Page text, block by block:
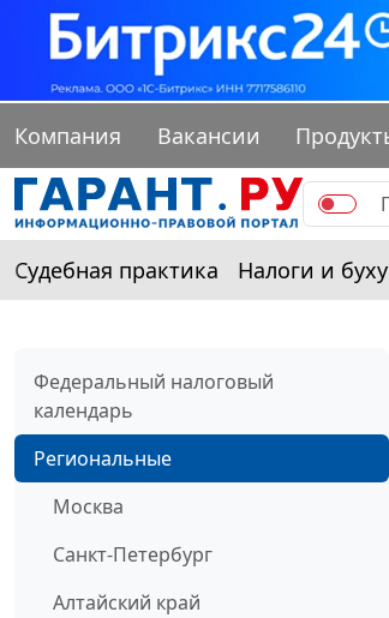
Компания Вакансии
Судебная практика Налоги и
Федеральный налоговый
календарь
Региональные
Москва
Санкт-Петербург
Алтайский край